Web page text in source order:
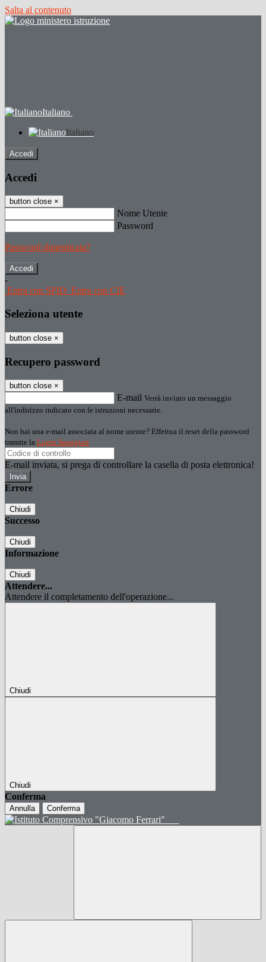
Salta al contenuto
Italiano
Italiano
Accedi
Accedi
button close ×
Nome Utente
Password
Password dimenticata?
-
Entra con SPID Entra con CIE
Seleziona utente
button close ×
Recupero password
button close ×
E-mail Verrà inviato un messaggio
all'indirizzo indicato con le istruzioni necessarie.
Non hai una e-mail associata al nome utente? Effettua il reset della password
tramite la Login Spaggiari
E-mail inviata, si prega di controllare la casella di posta elettronica!
Errore
Chiudi
Successo
Chiudi
Informazione
Chiudi
Attendere...
Attendere il completamento dell'operazione...
Chiudi
Chiudi
Conferma
Annulla Conferma